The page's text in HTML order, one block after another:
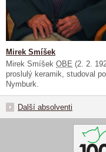
Mirek Smíšek
Mirek Smíšek OBE (2. 2.
proslulý keramik, studoval
Nymburk.
Další absolventi